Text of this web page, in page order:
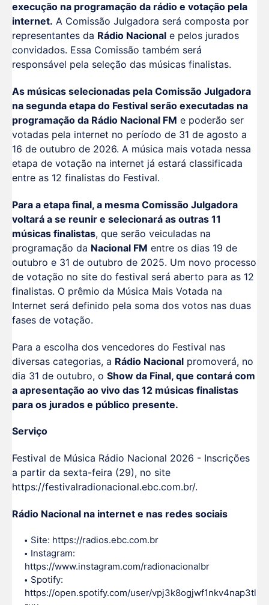
execução na programação da rádio e votação pela
internet. A Comissão Julgadora será composta por
representantes da Rádio Nacional e pelos jurados
convidados. Essa Comissão também será
responsável pela seleção das músicas finalistas.
As músicas selecionadas pela Comissão Julgadora
na segunda etapa do Festival serão executadas na
programação da Rádio Nacional FM e poderão ser
votadas pela internet no período de 31 de agosto a
16 de outubro de 2026. A música mais votada nessa
etapa de votação na internet já estará classificada
entre as 12 finalistas do Festival.
Para a etapa final, a mesma Comissão Julgadora
voltará a se reunir e selecionará as outras 11
músicas finalistas, que serão veiculadas na
programação da Nacional FM entre os dias 19 de
outubro e 31 de outubro de 2025. Um novo processo
de votação no site do festival será aberto para as 12
finalistas. O prêmio da Música Mais Votada na
Internet será definido pela soma dos votos nas duas
fases de votação.
Para a escolha dos vencedores do Festival nas
diversas categorias, a Rádio Nacional promoverá, no
dia 31 de outubro, o Show da Final, que contará com
a apresentação ao vivo das 12 músicas finalistas
para os jurados e público presente.
Serviço
Festival de Música Rádio Nacional 2026 - Inscrições
a partir da sexta-feira (29), no site
https://festivalradionacional.ebc.com.br/.
Rádio Nacional na internet e nas redes sociais
Site: https://radios.ebc.com.br
Instagram:
https://www.instagram.com/radionacionalbr
Spotify:
https://open.spotify.com/user/vpj3k8ogjwf1nkv4nap3tl